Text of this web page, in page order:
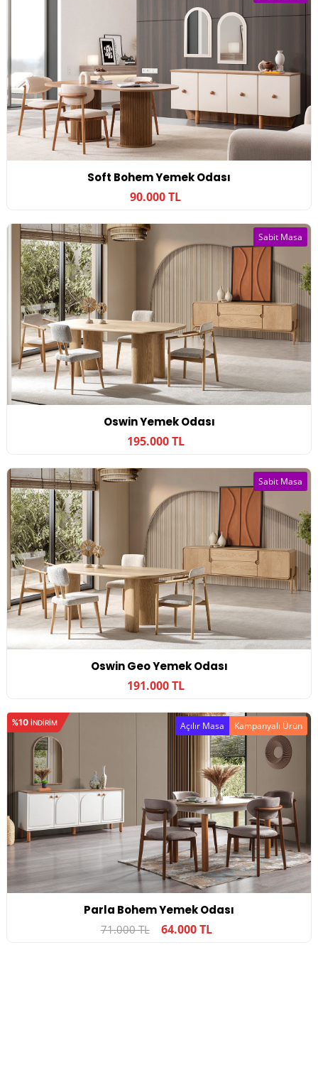
Soft Bohem Yemek Odası
90.000 TL
Oswin Yemek Odası
195.000 TL
Sabit Masa
Oswin Geo Yemek Odası
191.000 TL
Sabit Masa
%10 INDIRIM
Parla Bohem Yemek Odası
71.000 TL 64.000 TL
Açılır Masa Kampanyalı Ürün